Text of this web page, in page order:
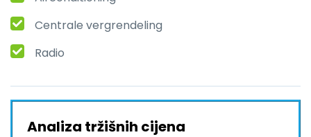
Centrale vergrendeling
Radio
Analiza tržišnih cijena